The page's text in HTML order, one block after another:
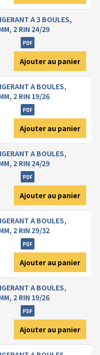
A 3 BOULES,
2 RIN 24/29
PDF
Ajouter au panier
A BOULES,
2 RIN 19/26
PDF
Ajouter au panier
A BOULES,
2 RIN 24/29
PDF
Ajouter au panier
A BOULES,
2 RIN 29/32
PDF
Ajouter au panier
A BOULES,
2 RIN 19/26
PDF
Ajouter au panier